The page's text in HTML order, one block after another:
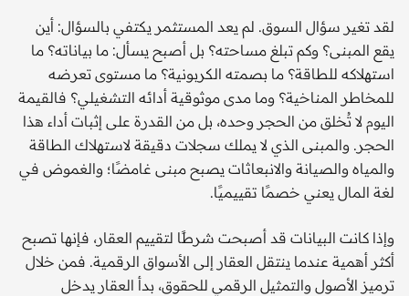
لقد تغير سؤال السوق. لم يعد المستثمر يكتفي بالسؤال: أين
يقع المبنى؟ وكم تبلغ مساحته؟ بل أصبح يسأل: ما بياناته؟ ما
استهلاكه للطاقة؟ ما بصمته الكربونية؟ ما مستوى تعرضه
للمخاطر المناخية؟ وما مدى موثوقية أدائه التشغيلي؟ فالقيمة
اليوم لا تُخلق من الحجر وحده، بل من القدرة على إثبات أداء هذا
الحجر. والمبنى الذي لا يملك سجلات دقيقة لاستهلاك الطاقة
والمياه والصيانة والانبعاثات يصبح مبنى غامضًا؛ والغموض في
لغة المال يعني خصمًا تقييميًا.
وإذا كانت البيانات قد أصبحت شرطًا لتقييم العقار، فإنها تصبح
أكثر أهمية عندما ينتقل العقار إلى الأسواق الرقمية. فمن خلال
ترميز الأصول والتمثيل الرقمي للحقوق، بدأ العقار يدخل